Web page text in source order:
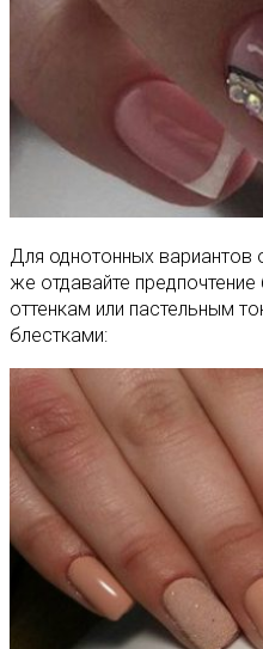
Для однотонных вариантов
же отдавайте
оттенкам или пастельным
блестками: